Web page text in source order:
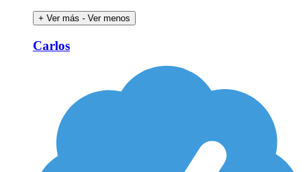
+ Ver más - Ver menos
Carlos